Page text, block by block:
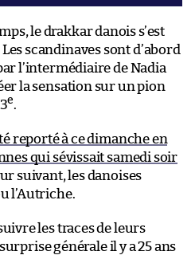
le drakkar danois s’est
scandinaves sont d’abord
l’intermédiaire de Nadia
la sensation sur un pion
e.
reporté à ce dimanche en
qui sévissait samedi soir
suivant, les danoises
l’Autriche.
les traces de leurs
générale il y a 25 ans